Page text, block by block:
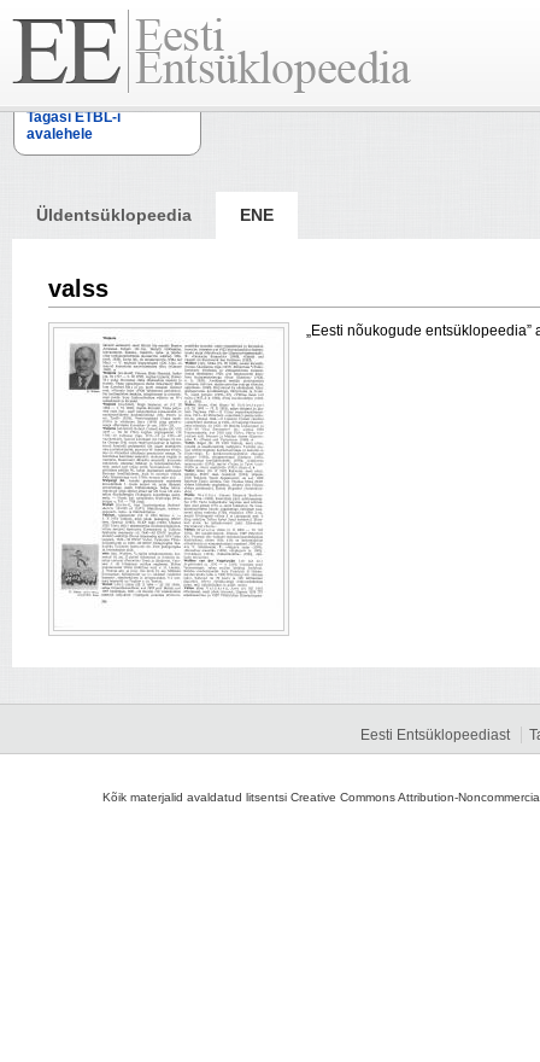
Tagasi ETBL-i
avalehele
Üldentsüklopeedia ENE
valss
„Eesti nõukogude
Eesti Entsüklopeediast
Kõik materjalid avaldatud litsentsi Creative Commons Attribution-